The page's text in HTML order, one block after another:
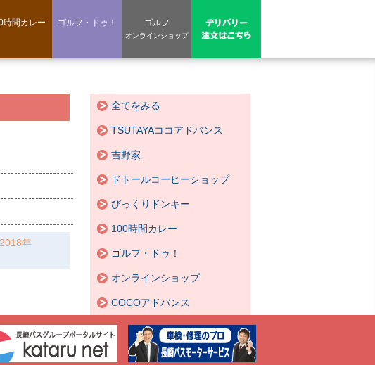
時間カレー ゴルフ・ドゥ！ ゴルフ
オンラインショップ
デリバリー
注文はこちら
2018年
全てをみる
TSUTAYAココアドバンス
吉野家
ドトールコーヒーショップ
びっくりドンキー
100時間カレー
ゴルフ・ドゥ！
オンラインショップ
COCOアドバンス